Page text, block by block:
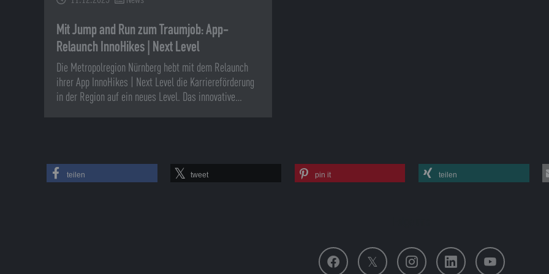
Mit Jump and Run zum Traumjob: App-
Relaunch InnoHikes | Next Level
Die Metropolregion Nürnberg hebt mit dem Relaunch
ihrer App InnoHikes | Next Level die Karriereförderung
in der Region auf ein neues Level. Das innovative…
teilen tweet pin it teilen